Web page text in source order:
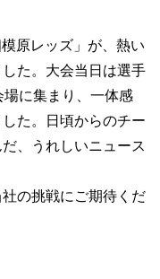
原レッズ」が、熱い
た。大会当日は選手
に集まり、一体感
た。日頃からのチー
、うれしいニュース
の挑戦にご期待くだ